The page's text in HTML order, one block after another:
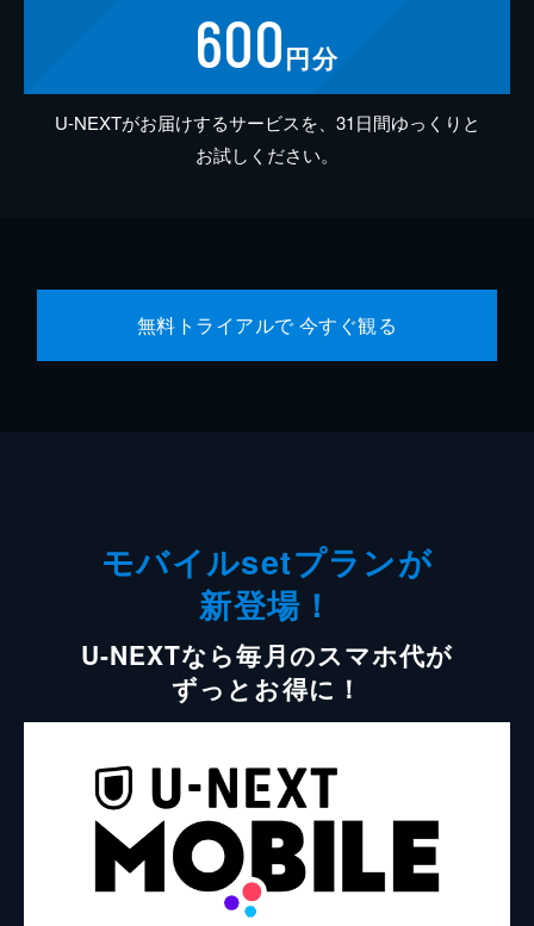
600円分
U-NEXTがお届けするサービスを、31日間ゆっくりと
お試しください。
無料トライアルで 今すぐ観る
モバイルsetプランが
新登場！
U-NEXTなら毎月のスマホ代が
ずっとお得に！